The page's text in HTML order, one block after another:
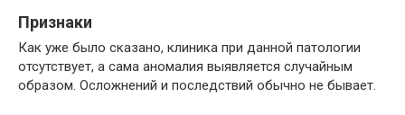
Признаки
Как уже было сказано, клиника при данной патологии
отсутствует, а сама аномалия выявляется случайным
образом. Осложнений и последствий обычно не бывает.